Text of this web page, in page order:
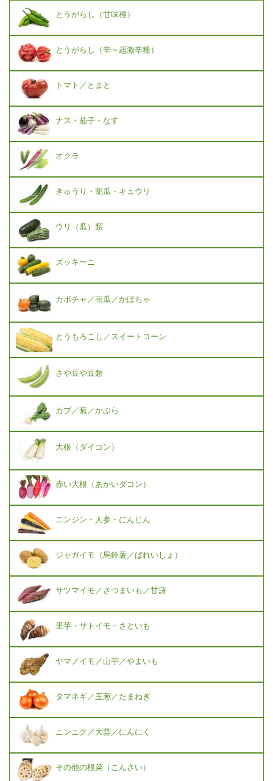
とうがらし（甘味種）
とうがらし（辛～超激辛種）
トマト／とまと
ナス・茄子・なす
オクラ
きゅうり・胡瓜・キュウリ
ウリ（瓜）類
ズッキーニ
カボチャ／南瓜／かぼちゃ
とうもろこし／スイートコーン
さや豆や豆類
カブ／蕪／かぶら
大根（ダイコン）
赤い大根（あかいダコン）
ニンジン・人参・にんじん
ジャガイモ（馬鈴薯／ばれいしょ）
サツマイモ／さつまいも／甘藷
里芋・サトイモ・さといも
ヤマノイモ／山芋／やまいも
タマネギ／玉葱／たまねぎ
ニンニク／大蒜／にんにく
その他の根菜（こんさい）